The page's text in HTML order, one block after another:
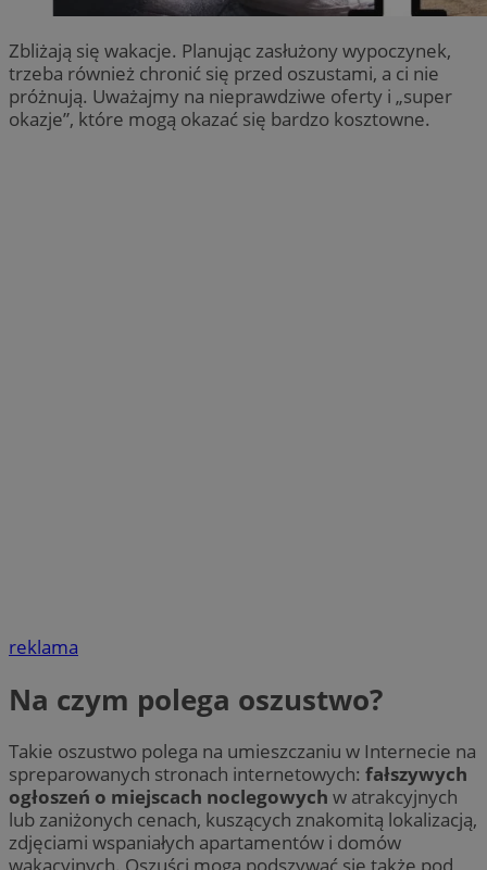
Zbliżają się wakacje. Planując zasłużony wypoczynek,
trzeba również chronić się przed oszustami, a ci nie
próżnują. Uważajmy na nieprawdziwe oferty i „super
okazje”, które mogą okazać się bardzo kosztowne.
reklama
Na czym polega oszustwo?
Takie oszustwo polega na umieszczaniu w Internecie na
spreparowanych stronach internetowych: fałszywych
ogłoszeń o miejscach noclegowych w atrakcyjnych
lub zaniżonych cenach, kuszących znakomitą lokalizacją,
zdjęciami wspaniałych apartamentów i domów